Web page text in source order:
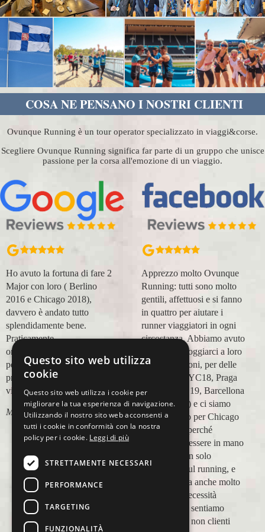
COSA NE PENSANO I NOSTRI CLIENTI
Ovunque Running è un tour operator specializzato in viaggi&corse.
Scegliere Ovunque Running significa far parte di un gruppo che unisce
passione per la corsa all'emozione di un viaggio.
Ho avuto la fortuna di fare 2
Major con loro ( Berlino
2016 e Chicago 2018),
davvero è andato tutto
splendidamente bene.
Praticamente
organizzazione
perfetta,dalla
prenotazione,mesi prima,al
viaggio.
Marco Ceseri
Apprezzo molto Ovunque
Running: tutti sono molto
gentili, affettuosi e si fanno
in quattro per aiutare i
runner viaggiatori in ogni
circostanza. Abbiamo avuto
modo di appoggiarci a loro
in più occasioni, per delle
maratone (NYC18, Praga
19, Valencia 19, Barcellona
21, NYC 22) e ci siamo
affidati a loro per Chicago
23 (ottobre) perché
sappiamo di essere in mano
a persone non solo
competenti sul running, e
sulle città, ma anche molto
attente alle necessità
personali. Ci sentiamo
ospiti, amici, non clienti
Questo sito web utilizza
cookie
Questo sito web utilizza i cookie per
migliorare la tua esperienza di navigazione.
Utilizzando il nostro sito web acconsenti a
tutti i cookie in conformità con la nostra
policy per i cookie. Leggi di più
STRETTAMENTE NECESSARI
PERFORMANCE
TARGETING
FUNZIONALITÀ